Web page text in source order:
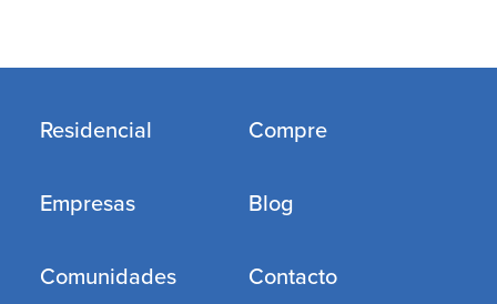
Residencial
Empresas
Comunidades
Compre
Blog
Contacto